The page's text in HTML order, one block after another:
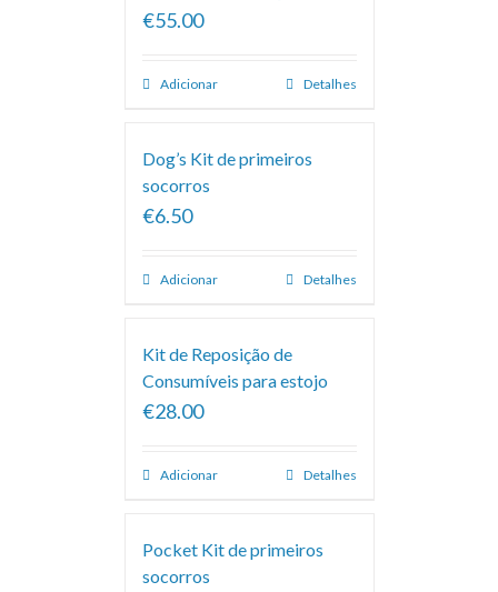
€55.00
Adicionar Detalhes
Dog’s Kit de primeiros
socorros
€6.50
Adicionar Detalhes
Kit de Reposição de
Consumíveis para estojo
€28.00
Adicionar Detalhes
Pocket Kit de primeiros
socorros